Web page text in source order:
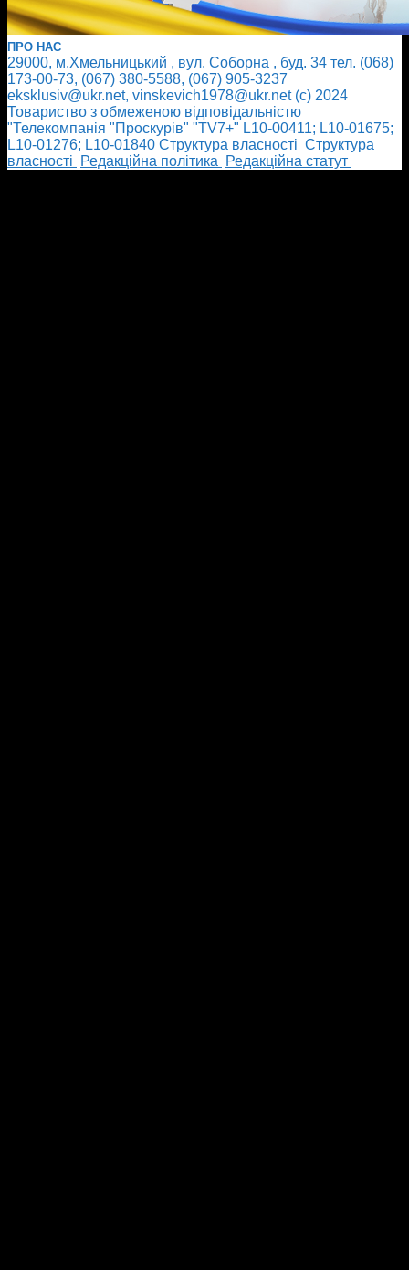
ПРО НАС
29000, м.Хмельницький , вул. Соборна , буд. 34 тел. (068)
173-00-73, (067) 380-5588, (067) 905-3237
eksklusiv@ukr.net, vinskevich1978@ukr.net (с) 2024
Товариство з обмеженою відповідальністю
"Телекомпанія "Проскурів" "TV7+" L10-00411; L10-01675;
L10-01276; L10-01840 Cтруктура власності Cтруктура
власності
Редакційна політика Редакційна статут